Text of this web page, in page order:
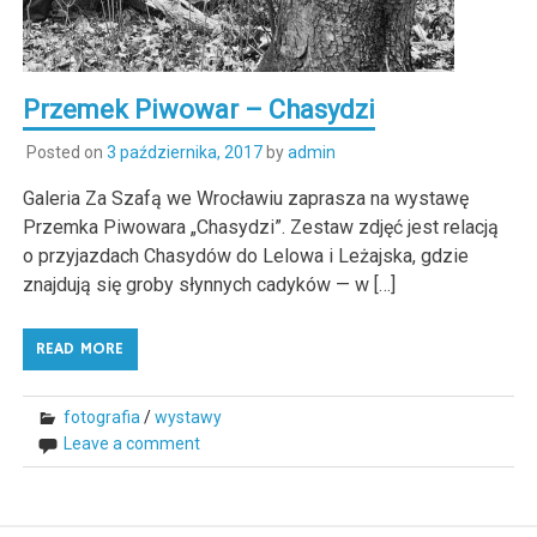
Przemek Piwowar – Chasydzi
Posted on 3 października, 2017byadmin
Galeria Za Szafą we Wrocławiu zaprasza na wystawę
Przemka Piwowara „Chasydzi”. Zestaw zdjęć jest relacją
o przyjazdach Chasydów do Lelowa i Leżajska, gdzie
znajdują się groby słynnych cadyków — w […]
READ MORE
fotografia/wystawy
Leave a comment